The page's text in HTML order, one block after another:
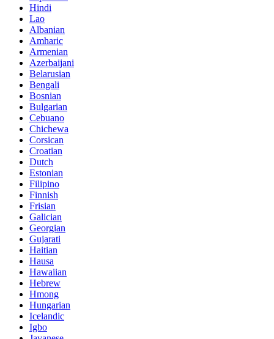
Hindi
Lao
Albanian
Amharic
Armenian
Azerbaijani
Belarusian
Bengali
Bosnian
Bulgarian
Cebuano
Chichewa
Corsican
Croatian
Dutch
Estonian
Filipino
Finnish
Frisian
Galician
Georgian
Gujarati
Haitian
Hausa
Hawaiian
Hebrew
Hmong
Hungarian
Icelandic
Igbo